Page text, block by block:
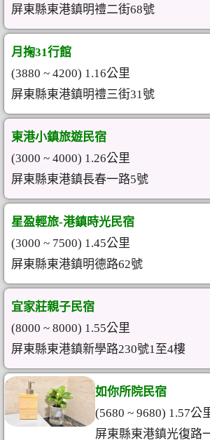
屏東縣東港鎮明禮二街68號
月掬31行館
(3880 ~ 4200) 1.16公里
屏東縣東港鎮明禮三街31號
東港小鎮旅遊民宿
(3000 ~ 4000) 1.26公里
屏東縣東港鎮長春一路5號
星盈輕旅-港鎮時光民宿
(3000 ~ 7500) 1.45公里
屏東縣東港鎮明德路62號
宜家莊親子民宿
(8000 ~ 8000) 1.55公里
屏東縣東港鎮新學路230號1至4樓
如你所院民宿
(5680 ~ 9680) 1.57公
屏東縣東港鎮光復路